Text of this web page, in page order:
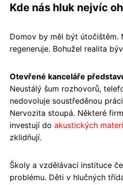
Kde nás hluk nejvíc
Domov by měl být útočištěm.
regeneruje. Bohužel realita
Otevřené kanceláře
Neustálý šum rozhovorů,
nedovoluje soustředěnou
Nervozita stoupá. Některé
investují do akustických
zklidňují.
Školy a vzdělávací instituce
problému. Děti v hlučných